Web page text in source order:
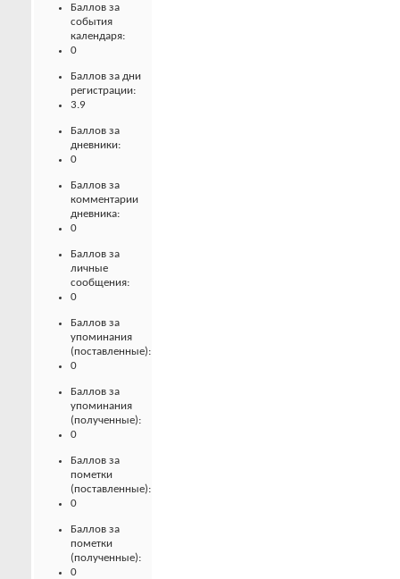
Баллов за
события
календаря:
0
Баллов за дни
регистрации:
3.9
Баллов за
дневники:
0
Баллов за
комментарии
дневника:
0
Баллов за
личные
сообщения:
0
Баллов за
упоминания
(поставленные):
0
Баллов за
упоминания
(полученные):
0
Баллов за
пометки
(поставленные):
0
Баллов за
пометки
(полученные):
0